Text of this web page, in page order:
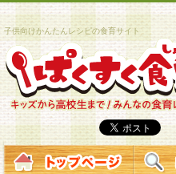
子供向けかんたんレシピの食育サイト